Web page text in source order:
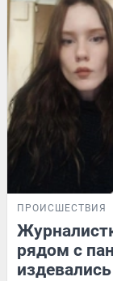
ПРОИСШЕСТВИЯ
рядом с